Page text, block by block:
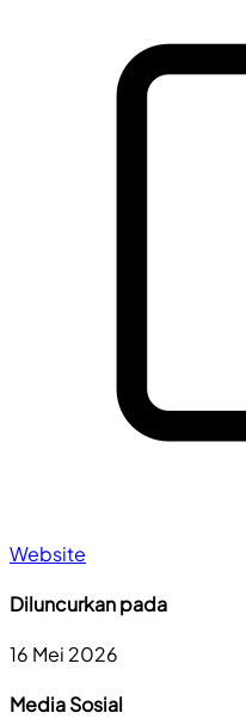
Website
Diluncurkan pada
16 Mei 2026
Media Sosial